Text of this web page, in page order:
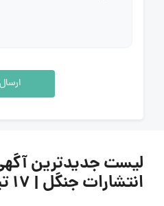
ارسال
لیست جدیدترین
انتشارات جنگل | ۱۷ تیر ۱۴۰۵